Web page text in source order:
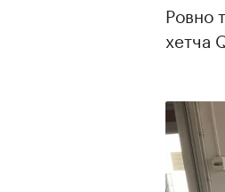
Ровно
хетча